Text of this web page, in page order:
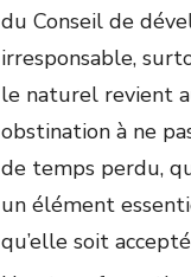
du Conseil de
irresponsable,
le naturel revient
obstination à ne
de temps perdu,
un élément
qu’elle soit